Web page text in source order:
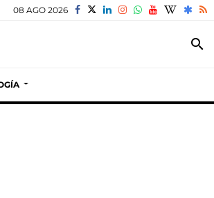
08 AGO 2026
search